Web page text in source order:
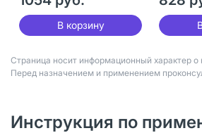
В корзину
Страница носит информационный характер о
Перед назначением и применением
Инструкция по